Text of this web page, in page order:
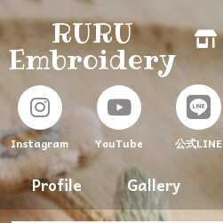
RURU
Embroidery
Instagram YouTube 公式LINE
Profile Gallery